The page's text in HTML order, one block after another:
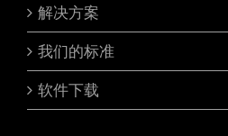
解决方案
我们的标准
软件下载